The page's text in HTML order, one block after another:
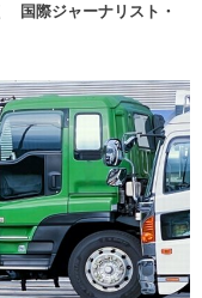
国際ジャーナリスト・